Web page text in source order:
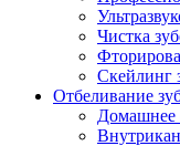
Чистка
Скейлинг
Отбеливание
Домашнее